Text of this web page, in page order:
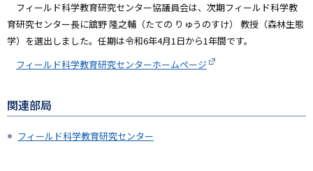
フィールド科学教育研究センター協議員会は、次期フィールド科学教
育研究センター長に舘野 隆之輔（たての りゅうのすけ） 教授（森林生態
学）を選出しました。任期は令和6年4月1日から1年間です。
フィールド科学教育研究センターホームページ
関連部局
フィールド科学教育研究センター